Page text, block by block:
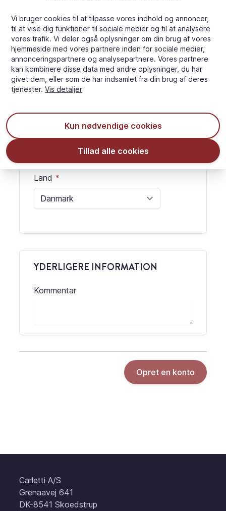
Adresse
By
Postnummer
Land
YDERLIGERE INFORMATION
Kommentar
Opret en konto
Carletti A/S
Grenaavej 641
DK-8541 Skoedstrup
Vi bruger cookies til at tilpasse vores indhold og annoncer,
til at vise dig funktioner til sociale medier og til at analysere
vores trafik. Vi deler også oplysninger om din brug af vores
hjemmeside med vores partnere inden for sociale medier,
annonceringspartnere og analysepartnere. Vores partnere
kan kombinere disse data med andre oplysninger, du har
givet dem, eller som de har indsamlet fra din brug af deres
tjenester. Vis detaljer
Kun nødvendige cookies
Tillad alle cookies